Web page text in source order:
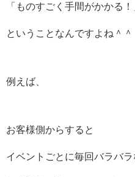
「ものすごく手間がかかる！
ということなんですよね＾＾
例えば、
お客様側からすると
イベントごとに毎回バラバ